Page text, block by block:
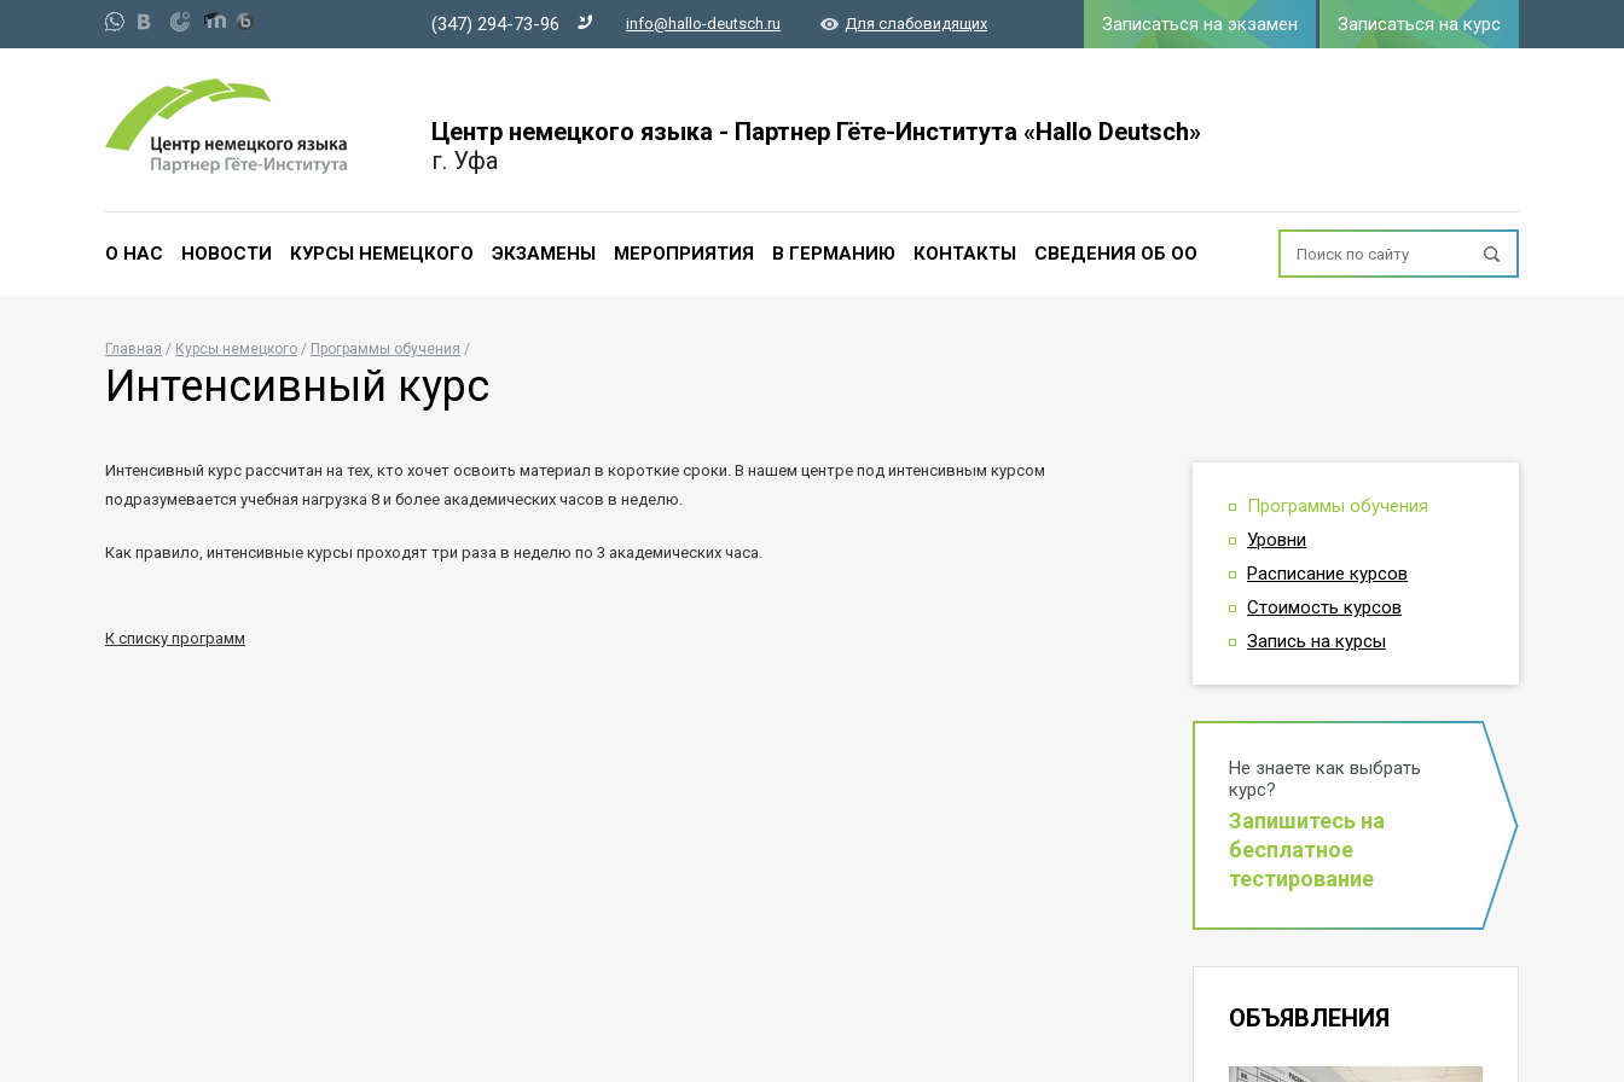
Программы обучения
Уровни
Расписание курсов
Стоимость курсов
Запись на курсы
Не знаете как выбрать
курс?
Запишитесь на
бесплатное
тестирование
ОБЪЯВЛЕНИЯ
Главная Курсы немецкого Программы обучения
Интенсивный курс
Интенсивный курс рассчитан на тех, кто хочет освоить материал в короткие сроки. В нашем центре под интенсивным курсом
подразумевается учебная нагрузка 8 и более академических часов в неделю.
Как правило, интенсивные курсы проходят три раза в неделю по 3 академических часа.
К списку программ
(347) 294-73-96 info@hallo-deutsch.ru Для слабовидящих
Центр немецкого языка - Партнер Гёте-Института «Hallo Deutsch»
г. Уфа
Записаться на экзамен Записаться на курс
О НАС НОВОСТИ КУРСЫ НЕМЕЦКОГО ЭКЗАМЕНЫ МЕРОПРИЯТИЯ В ГЕРМАНИЮ КОНТАКТЫ СВЕДЕНИЯ ОБ ОО